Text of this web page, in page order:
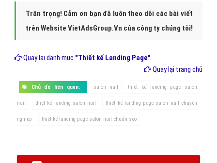
Trân trọng! Cảm ơn bạn đã luôn theo dõi các bài viết
trên Website VietAdsGroup.Vn của công ty chúng tôi!
Quay lại danh mục "Thiết kế Landing Page"
Quay lại trang chủ
Chủ đề liên quan: salon nail thiết kế landing page salon
nail thiết kế landing salon nail thiết kế landing page salon nail chuyên
nghiệp thiết kế landing page salon nail chuẩn seo